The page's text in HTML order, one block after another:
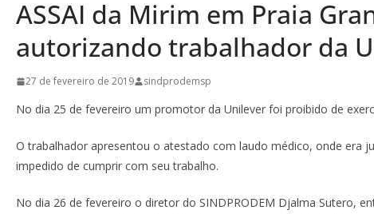
ASSAI da Mirim em Praia
autorizando trabalhador da
27 de fevereiro de 2019 sindprodemsp
No dia 25 de fevereiro um promotor da Unilever foi proibido de
O trabalhador apresentou o atestado com laudo médico, onde era
impedido de cumprir com seu trabalho.
No dia 26 de fevereiro o diretor do SINDPRODEM Djalma Sutero,